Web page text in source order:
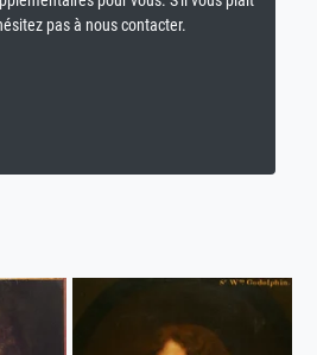
pas à nous contacter.